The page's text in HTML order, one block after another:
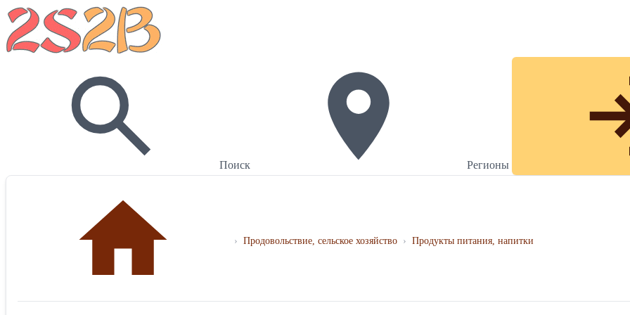
Поиск Регионы
› Продовольствие, сельское хозяйство › Продукты питания, напитки